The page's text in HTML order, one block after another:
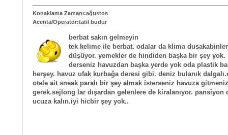
Konaklama Zamanı:ağustos
Acenta/Operatör:tatil budur
berbat sakın gelmeyin
tek kelime ile berbat. odalar da klima
düşüyor. yemekler de hindiden başka bir şey yok.
derseniz havuzdan başka yerde yok oda plastik
herşey. havuz ufak kurbağa deresi gibi. deniz bulanık
otele ait sneak paralı bir şey almak isterseniz havuza gitmeniz
gerek.sejlong lar dışardan gelenlere de kiralanıyor. pansiyon
ucuza kalın.iyi hicbir şey yok..